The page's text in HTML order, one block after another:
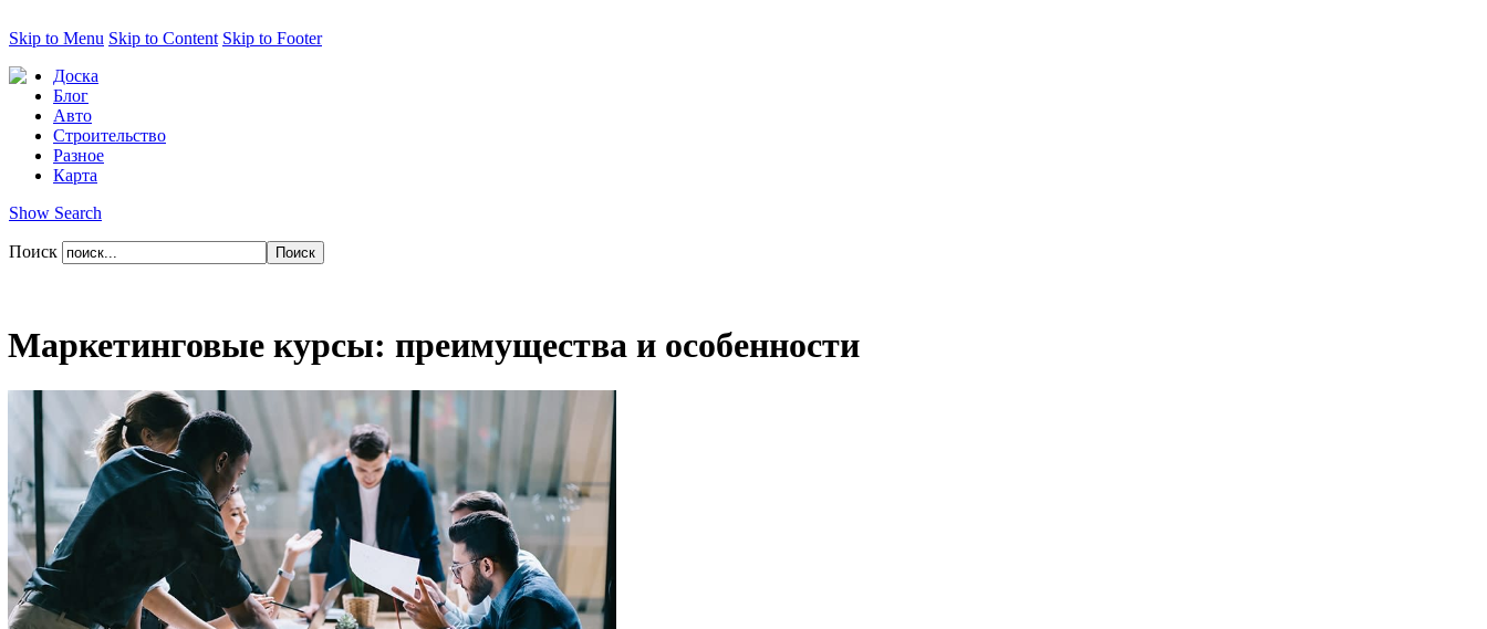
Skip to Menu Skip to Content Skip to Footer
Доска
Блог
Авто
Строительство
Разное
Карта
Show Search
Поиск
Маркетинговые курсы: преимущества и особенности